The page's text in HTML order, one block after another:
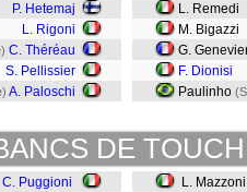
P. Hetemaj
L. Rigoni
C. Théréau
S. Pellissier
A. Paloschi
L. Remedi
M. Bigazzi
G.
F. Dionisi
Paulinho
DE
C. Puggioni
L. Mazzoni